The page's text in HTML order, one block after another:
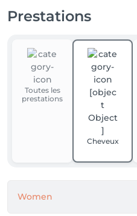
Prestations
Toutes les
prestations
Cheveux
Women